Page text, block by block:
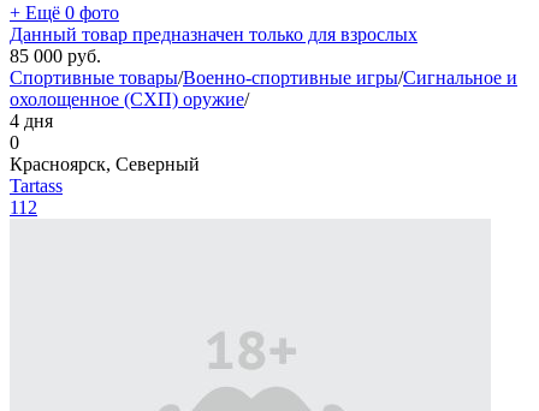
+ Ещё 0 фото
Данный товар предназначен только для взрослых
85 000 руб.
Спортивные товары/Военно-спортивные игры/Сигнальное и
охолощенное (СХП) оружие/
4 дня
0
Красноярск, Северный
Tartass
112